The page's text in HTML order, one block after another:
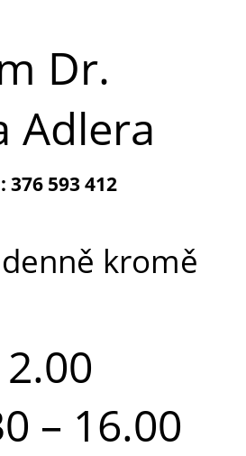
Dr.
Adlera
376 593 412
kromě
– 16.00